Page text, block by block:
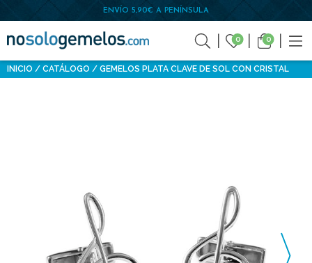
ENVÍO 5,90€ A PENÍNSULA
0 0
INICIO CATÁLOGO GEMELOS PLATA CLAVE DE SOL CON CRISTAL